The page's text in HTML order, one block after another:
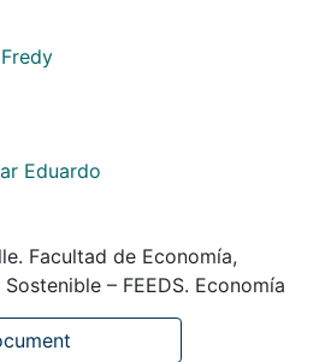
Eduardo
Facultad de Economía,
– FEEDS. Economía